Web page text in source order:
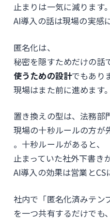
止まりは一気に減ります
AI導入の話は現場の実感
匿名化は、
秘密を隠すためだけの話
使うための設計でもあり
現場はまた前に進めます。
置き換えの型は、法務部
現場の十秒ルールの方が
。十秒ルールがあると、
止まっていた社外下書き
AI導入の効果は営業とCS
社内で「匿名化済みテン
を一つ共有するだけでも